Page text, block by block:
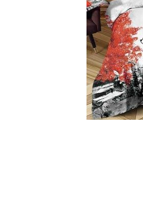
Lenjerii De Pat Creponate
Lenjerii De Pat Bumbac Poplin 2
Lenjerii De Pat Bumbac Poplin,
Lenjerii De Pat Bumbac Satinat 2